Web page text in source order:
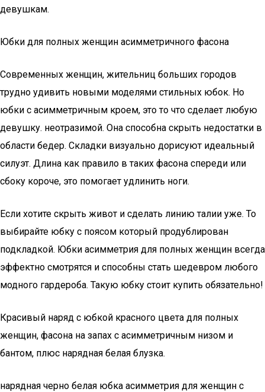
девушкам.
Юбки для полных женщин асимметричного фасона
Современных женщин, жительниц больших городов
трудно удивить новыми моделями стильных юбок. Но
юбки с асимметричным кроем, это то что сделает любую
девушку. неотразимой. Она способна скрыть недостатки в
области бедер. Складки визуально дорисуют идеальный
силуэт. Длина как правило в таких фасона спереди или
сбоку короче, это помогает удлинить ноги.
Если хотите скрыть живот и сделать линию талии уже. То
выбирайте юбку с поясом который продублирован
подкладкой. Юбки асимметрия для полных женщин всегда
эффектно смотрятся и способны стать шедевром любого
модного гардероба. Такую юбку стоит купить обязательно!
Красивый наряд с юбкой красного цвета для полных
женщин, фасона на запах с асимметричным низом и
бантом, плюс нарядная белая блузка.
нарядная черно белая юбка асимметрия для женщин с